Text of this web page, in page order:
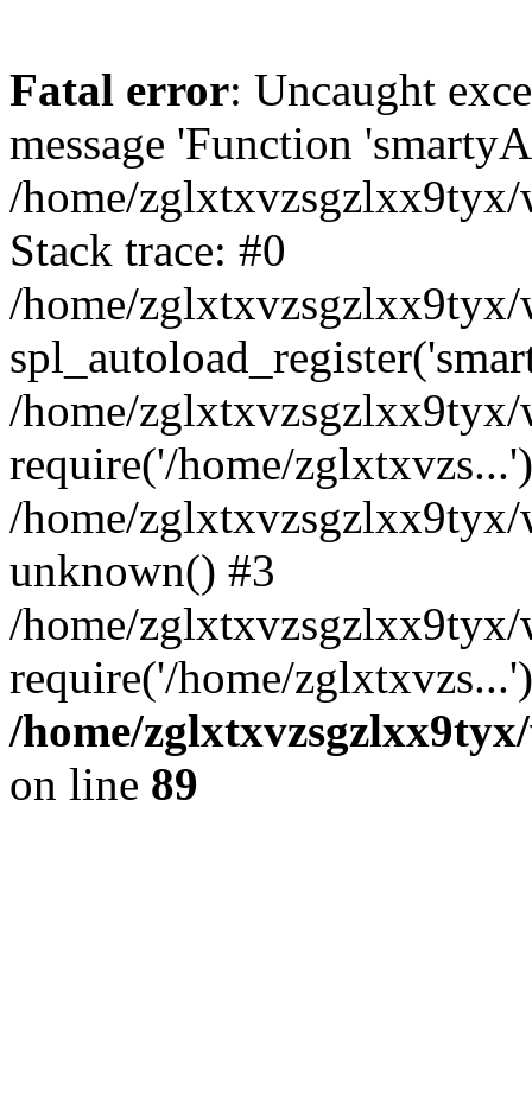
Fatal error: Uncaught
message 'Function
/home/zglxtxvzsgzlxx9tyx/
Stack trace: #0
/home/zglxtxvzsgzlxx9tyx/
/home/
require('/home/
/home/
unknown() #3
/home/
require('/home/
/home/
on line 89